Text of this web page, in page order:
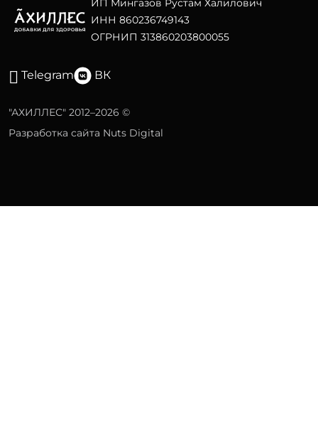
ИП Мингазов Рустам Халилович
ИНН 860236749143
ОГРНИП 313860203800055
Telegram ВК
"АХИЛЛЕС" 2012–2026 ©
Разработка сайта Nuts Digital